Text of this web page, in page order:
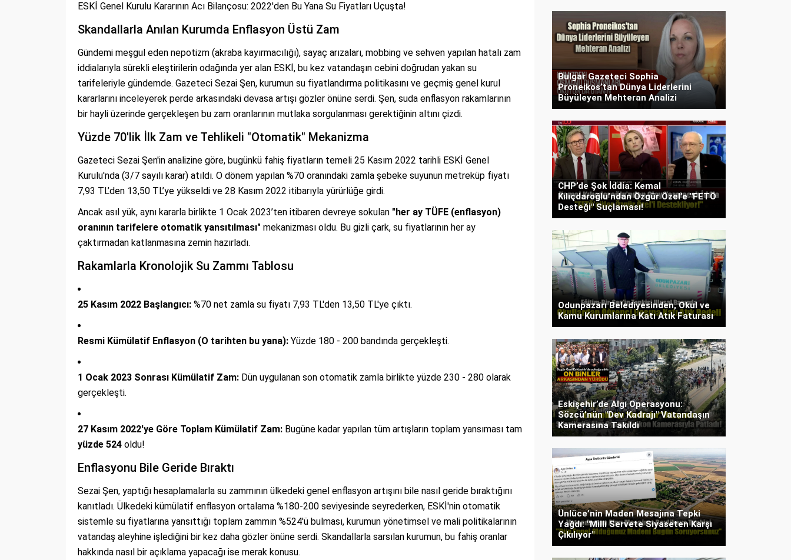
ESKİ Genel Kurulu Kararının Acı Bilançosu: 2022'den Bu Yana Su Fiyatları Uçuşta!
Skandallarla Anılan Kurumda Enflasyon Üstü Zam
Gündemi meşgul eden nepotizm (akraba kayırmacılığı), sayaç arızaları, mobbing ve sehven yapılan hatalı zam
iddialarıyla sürekli eleştirilerin odağında yer alan ESKİ, bu kez vatandaşın cebini doğrudan yakan su
tarifeleriyle gündemde. Gazeteci Sezai Şen, kurumun su fiyatlandırma politikasını ve geçmiş genel kurul
kararlarını inceleyerek perde arkasındaki devasa artışı gözler önüne serdi. Şen, suda enflasyon rakamlarının
bir hayli üzerinde gerçekleşen bu zam oranlarının mutlaka sorgulanması gerektiğinin altını çizdi.
Yüzde 70'lik İlk Zam ve Tehlikeli "Otomatik" Mekanizma
Gazeteci Sezai Şen'in analizine göre, bugünkü fahiş fiyatların temeli 25 Kasım 2022 tarihli ESKİ Genel
Kurulu'nda (3/7 sayılı karar) atıldı. O dönem yapılan %70 oranındaki zamla şebeke suyunun metreküp fiyatı
7,93 TL’den 13,50 TL’ye yükseldi ve 28 Kasım 2022 itibarıyla yürürlüğe girdi.
Ancak asıl yük, aynı kararla birlikte 1 Ocak 2023’ten itibaren devreye sokulan "her ay TÜFE (enflasyon)
oranının tarifelere otomatik yansıtılması" mekanizması oldu. Bu gizli çark, su fiyatlarının her ay
çaktırmadan katlanmasına zemin hazırladı.
Rakamlarla Kronolojik Su Zammı Tablosu
25 Kasım 2022 Başlangıcı: %70 net zamla su fiyatı 7,93 TL'den 13,50 TL'ye çıktı.
Resmi Kümülatif Enflasyon (O tarihten bu yana): Yüzde 180 - 200 bandında gerçekleşti.
1 Ocak 2023 Sonrası Kümülatif Zam: Dün uygulanan son otomatik zamla birlikte yüzde 230 - 280 olarak
gerçekleşti.
27 Kasım 2022'ye Göre Toplam Kümülatif Zam: Bugüne kadar yapılan tüm artışların toplam yansıması tam
yüzde 524 oldu!
Enflasyonu Bile Geride Bıraktı
Sezai Şen, yaptığı hesaplamalarla su zammının ülkedeki genel enflasyon artışını bile nasıl geride bıraktığını
kanıtladı. Ülkedeki kümülatif enflasyon ortalama %180-200 seviyesinde seyrederken, ESKİ'nin otomatik
sistemle su fiyatlarına yansıttığı toplam zammın %524'ü bulması, kurumun yönetimsel ve mali politikalarının
vatandaş aleyhine işlediğini bir kez daha gözler önüne serdi. Skandallarla sarsılan kurumun, bu fahiş oranlar
hakkında nasıl bir açıklama yapacağı ise merak konusu.
Bulgar Gazeteci Sophia
Proneikos’tan Dünya Liderlerini
Büyüleyen Mehteran Analizi
CHP’de Şok İddia: Kemal
Kılıçdaroğlu’ndan Özgür Özel’e "FETÖ
Desteği" Suçlaması!
Odunpazarı Belediyesinden, Okul ve
Kamu Kurumlarına Katı Atık Faturası
Eskişehir’de Algı Operasyonu:
Sözcü’nün "Dev Kadrajı" Vatandaşın
Kamerasına Takıldı
Ünlüce’nin Maden Mesajına Tepki
Yağdı: "Milli Servete Siyaseten Karşı
Çıkılıyor"